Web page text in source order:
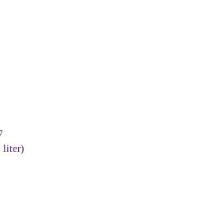
liter)